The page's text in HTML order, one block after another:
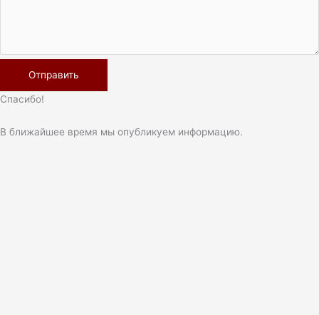
Спасибо!
В ближайшее время мы опубликуем информацию.